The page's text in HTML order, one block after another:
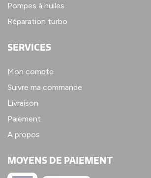
Pompes à huiles
Réparation turbo
SERVICES
Mon compte
Suivre ma commande
Livraison
Paiement
A propos
MOYENS DE PAIEMENT